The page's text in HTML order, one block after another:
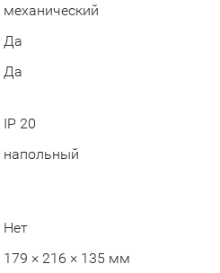
механический
Да
Да
IP 20
напольный
Нет
179 × 216 × 135 мм